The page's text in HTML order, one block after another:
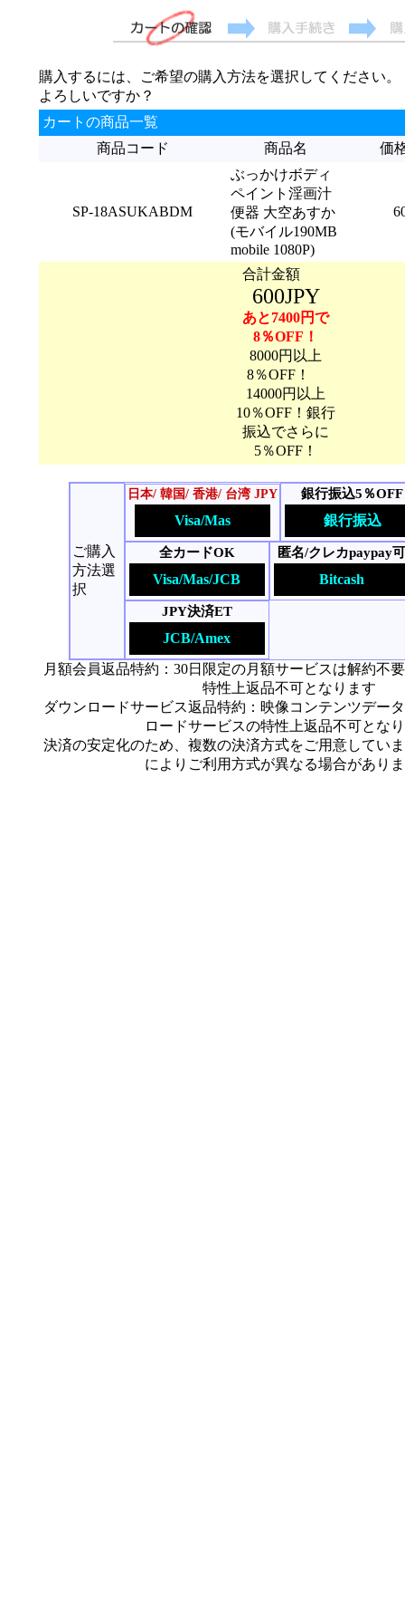
購入するには、ご希望の購入方法を選択してください。
よろしいですか？
カートの商品一覧
商品コード
商品名 価
SP-18ASUKABDM
ぶっかけボディ
ペイント淫画汁
便器 大空あすか
(モバイル190MB
mobile 1080P)
合計金額
600JPY
あと7400円で
8％OFF！
8000円以上
8％OFF！
14000円以上
10％OFF！銀行
振込でさらに
5％OFF！
ご購入
方法選
択
日本/ 韓国/ 香港/ 台湾 JPY
Visa/Mas
銀行振込5％OFF
銀行振込
全カードOK
Visa/Mas/JCB
匿名/クレカpaypay可
Bitcash
JPY決済ET
JCB/Amex
月額会員返品特約：30日限定の月額サービスは解約不
特性上返品不可となります
ダウンロードサービス返品特約：映像コンテンツデー
ロードサービスの特性上返品不可とな
決済の安定化のため、複数の決済方式をご用意してい
によりご利用方式が異なる場合があり